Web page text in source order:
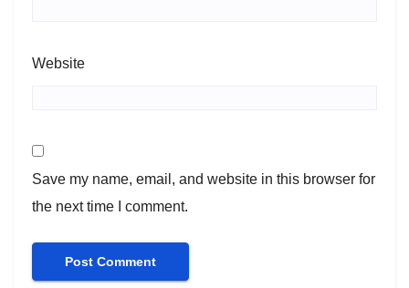
Website
Save my name, email, and website in this browser for
the next time I comment.